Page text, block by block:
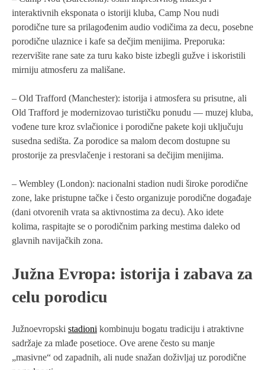
interaktivnih eksponata o istoriji kluba, Camp Nou nudi
porodične ture sa prilagođenim audio vodičima za decu, posebne
porodične ulaznice i kafe sa dečjim menijima. Preporuka:
rezervišite rane sate za turu kako biste izbegli gužve i iskoristili
mirniju atmosferu za mališane.
– Old Trafford (Manchester): istorija i atmosfera su prisutne, ali
Old Trafford je modernizovao turističku ponudu — muzej kluba,
vođene ture kroz svlačionice i porodične pakete koji uključuju
susedna sedišta. Za porodice sa malom decom dostupne su
prostorije za presvlačenje i restorani sa dečijim menijima.
– Wembley (London): nacionalni stadion nudi široke porodične
zone, lake pristupne tačke i često organizuje porodične događaje
(dani otvorenih vrata sa aktivnostima za decu). Ako idete
kolima, raspitajte se o porodičnim parking mestima daleko od
glavnih navijačkih zona.
Južna Evropa: istorija i zabava za
celu porodicu
Južnoevropski stadioni kombinuju bogatu tradiciju i atraktivne
sadržaje za mlađe posetioce. Ove arene često su manje
„masivne“ od zapadnih, ali nude snažan doživljaj uz porodične